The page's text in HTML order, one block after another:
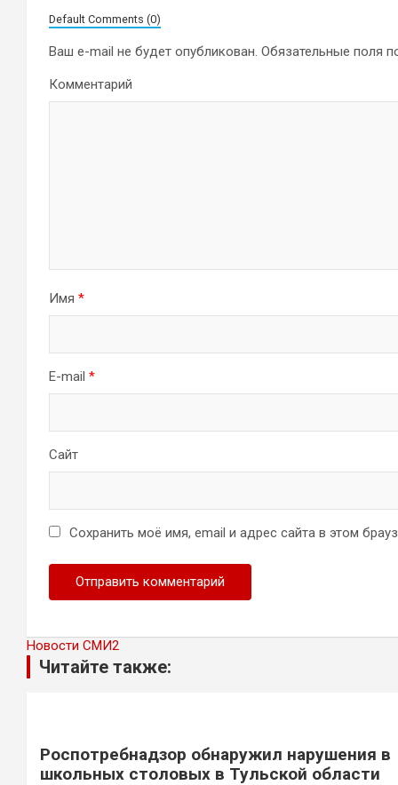
Default Comments (0)
Ваш e-mail не будет опубликован. Обязательные поля
Комментарий
Имя *
E-mail *
Сайт
Сохранить моё имя, email и адрес сайта в этом
Новости СМИ2
Читайте также:
Роспотребнадзор обнаружил нарушения в
школьных столовых в Тульской области